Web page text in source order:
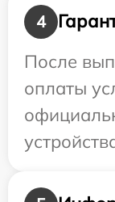
4
После
оплаты